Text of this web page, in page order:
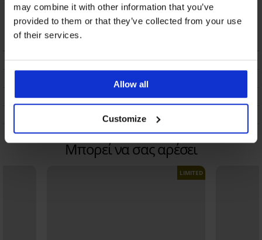
may combine it with other information that you’ve
provided to them or that they’ve collected from your use
of their services.
Allow all
Customize
Brazil σλιπ Hannah
από δαντέλα Ι
6,89 €
ΠΕΡΙΓΡΑΦΗ
ΑΠΟΣΤΟΛΗ ΚΑΙ ΠΛΗΡΩΜΗ
ΑΛΛΑΓΗ
ΣΥΝΤΗΡΗΣΗ ΚΑΙ ΠΛΥΣΗ
Μπορεί να σας αρέσει
LIMITED